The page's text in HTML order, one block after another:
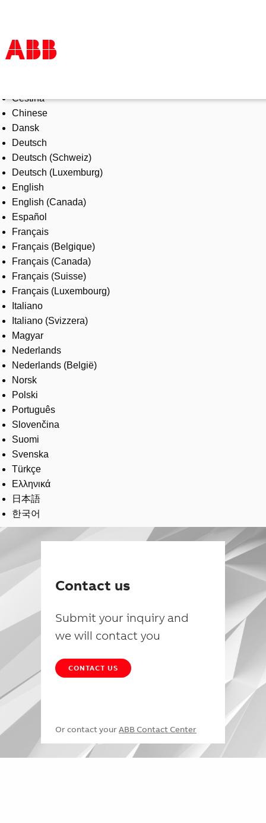
Products & Solutions
Industries
Services
About us
Where to buy
Contact us
Careers
Čeština
Chinese
Dansk
Deutsch
Deutsch (Schweiz)
Deutsch (Luxemburg)
English
English (Canada)
Español
Français
Français (Belgique)
Français (Canada)
Français (Suisse)
Français (Luxembourg)
Italiano
Italiano (Svizzera)
Magyar
Nederlands
Nederlands (België)
Norsk
Polski
Português
Slovenčina
Suomi
Svenska
Türkçe
Ελληνικά
日本語
한국어
Contact us
Submit your inquiry and
we will contact you
CONTACT US
Or contact your ABB Contact Center